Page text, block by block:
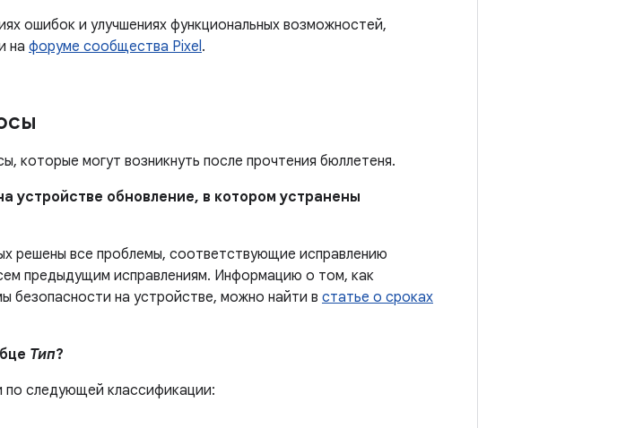
ошибок и улучшениях функциональных возможностей,
на форуме сообщества Pixel.
которые могут возникнуть после прочтения бюллетеня.
устройстве обновление, в котором устранены
решены все проблемы, соответствующие исправлению
предыдущим исправлениям. Информацию о том, как
безопасности на устройстве, можно найти в статье о сроках
Тип?
по следующей классификации: